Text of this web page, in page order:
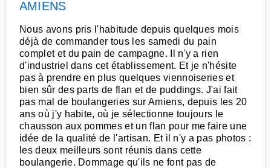
AMIENS
Nous avons pris l'habitude depuis quelques mois
déjà de commander tous les samedi du pain
complet et du pain de campagne. Il n'y a rien
d'industriel dans cet établissement. Et je n'hésite
pas à prendre en plus quelques viennoiseries et
bien sûr des parts de flan et de puddings. J'ai fait
pas mal de boulangeries sur Amiens, depuis les 20
ans où j'y habite, où je sélectionne toujours le
chausson aux pommes et un flan pour me faire une
idée de la qualité de l'artisan. Et il n'y a pas photos :
les deux meilleurs sont réunis dans cette
boulangerie. Dommage qu'ils ne font pas de